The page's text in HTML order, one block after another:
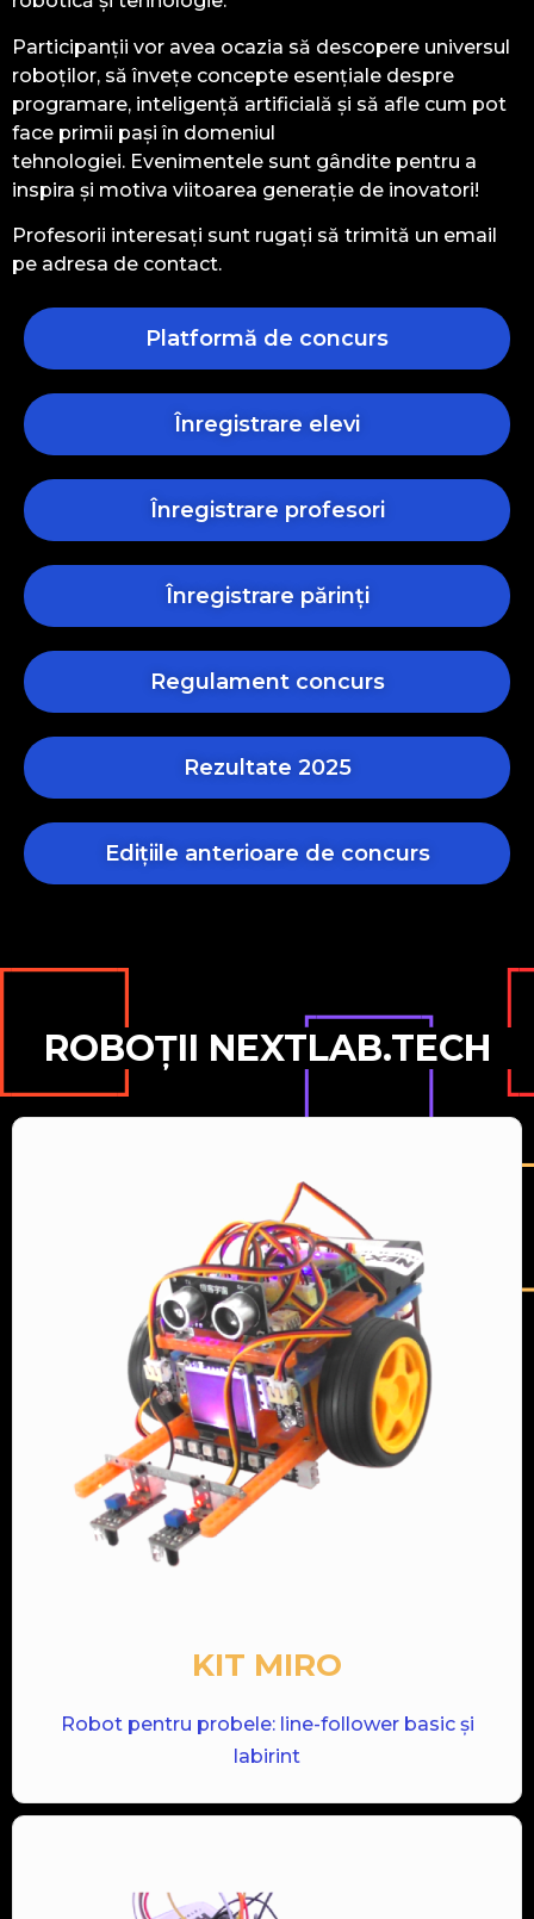
Platformă de concurs
Înregistrare elevi
Înregistrare profesori
Înregistrare părinți
Regulament concurs
Rezultate 2025
Edițiile anterioare de concurs
Participanții vor avea ocazia să descopere universul
roboților, să învețe concepte esențiale despre
programare, inteligență artificială și să afle cum pot
face primii pași în domeniul
tehnologiei. Evenimentele sunt gândite pentru a
inspira și motiva viitoarea generație de inovatori!
Profesorii interesați sunt rugați să trimită un email
pe adresa de contact.
ROBOȚII NEXTLAB.TECH
KIT MIRO
Robot pentru probele: line-follower basic și
labirint